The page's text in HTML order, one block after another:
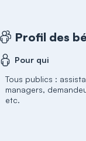
Profil des
Pour qui
Tous publics :
managers,
etc.